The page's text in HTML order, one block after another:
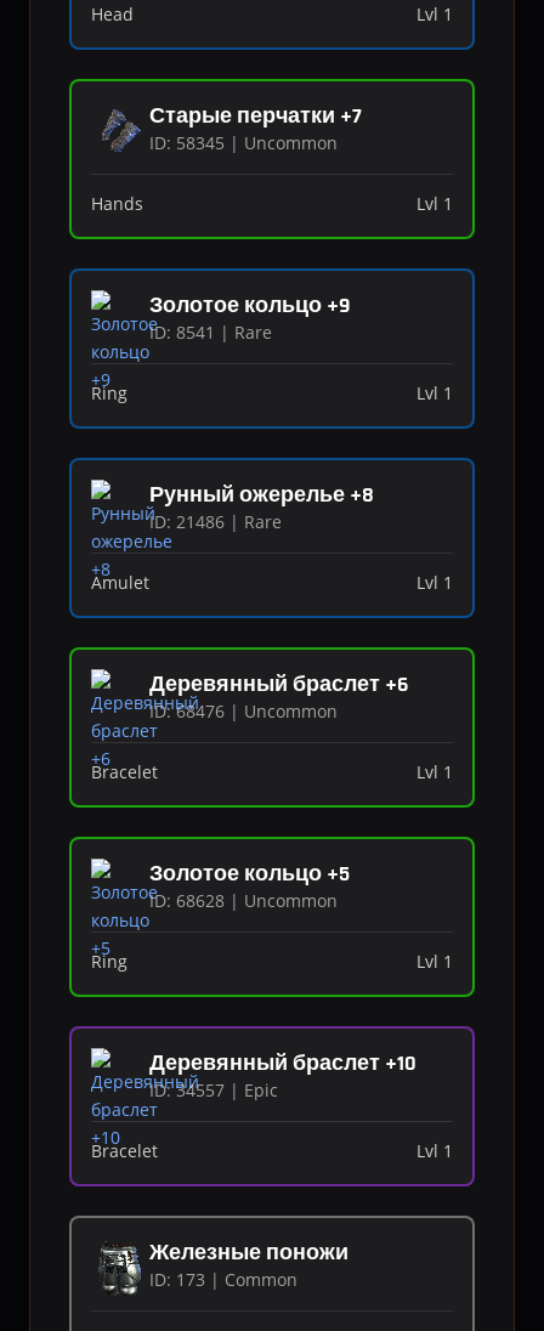
Head Lvl 1
Старые перчатки +7
ID: 58345 | Uncommon
Hands Lvl 1
Золотое кольцо +9
ID: 8541 | Rare
Ring Lvl 1
Рунный ожерелье +8
ID: 21486 | Rare
Amulet Lvl 1
Деревянный браслет +6
ID: 68476 | Uncommon
Bracelet Lvl 1
Золотое кольцо +5
ID: 68628 | Uncommon
Ring Lvl 1
Деревянный браслет +10
ID: 34557 | Epic
Bracelet Lvl 1
Железные поножи
ID: 173 | Common